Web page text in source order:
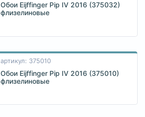
Обои Eijffinger Pip IV 2016 (375032)
флизелиновые
артикул: 375010
Обои Eijffinger Pip IV 2016 (375010)
флизелиновые